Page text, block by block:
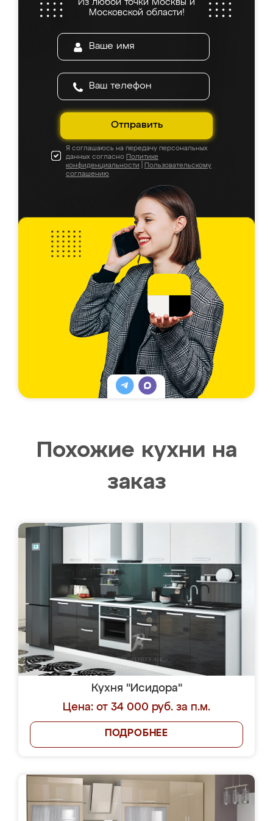
Из любой точки Москвы и
Московской области!
Отправить
Я соглашаюсь на передачу персональных
данных согласно Политике
конфиденциальности
Пользовательскому
соглашению
Похожие кухни на
заказ
Кухня "Исидора"
Цена: от 34 000 руб. за п.м.
ПОДРОБНЕЕ